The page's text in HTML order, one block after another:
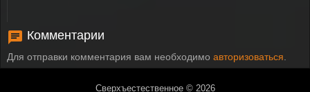
Комментарии
Для отправки комментария вам необходимо авторизоваться
Сверхъестественное © 2026